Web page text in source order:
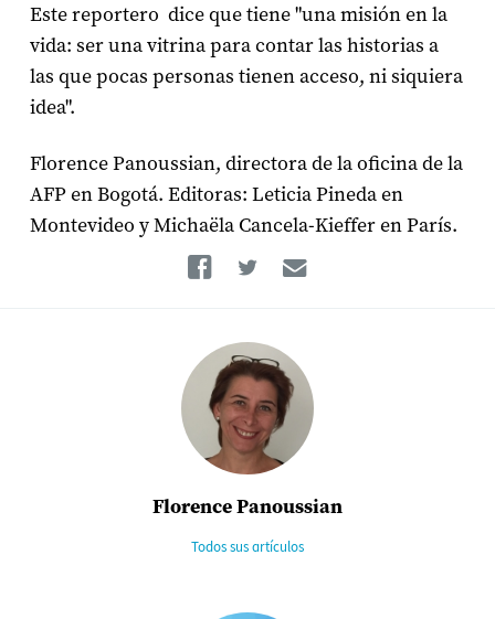
Este reportero dice que tiene "una misión en la
vida: ser una vitrina para contar las historias a
las que pocas personas tienen acceso, ni siquiera
idea".
Florence Panoussian, directora de la oficina de la
AFP en Bogotá. Editoras: Leticia Pineda en
Montevideo y Michaëla Cancela-Kieffer en París.
Facebook
Twitter
Florence Panoussian
Todos sus artículos